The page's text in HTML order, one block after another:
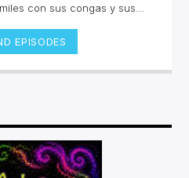
con sus congas y sus
hasta el merengue más
la neotropicalia que está
y Asia, "Fuego en la
invencible.net
EPISODES